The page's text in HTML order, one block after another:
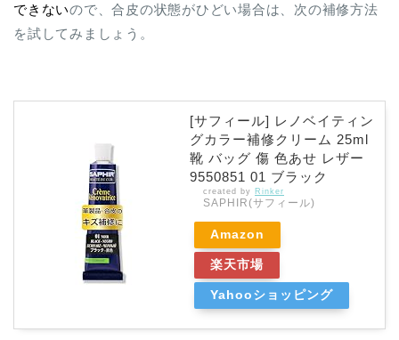
できないので、合皮の状態がひどい場合は、次の補修方法
を試してみましょう。
[サフィール] レノベイティン
グカラー補修クリーム 25ml
靴 バッグ 傷 色あせ レザー
9550851 01 ブラック
created by Rinker
SAPHIR(サフィール)
Amazon
楽天市場
Yahooショッピング